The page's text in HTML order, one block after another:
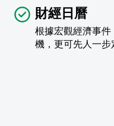
財經日曆
根據宏觀經濟事
機，更可先人一步